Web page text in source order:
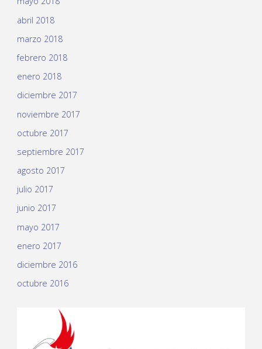
abril 2018
marzo 2018
febrero 2018
enero 2018
diciembre 2017
noviembre 2017
octubre 2017
septiembre 2017
agosto 2017
julio 2017
junio 2017
mayo 2017
enero 2017
diciembre 2016
octubre 2016